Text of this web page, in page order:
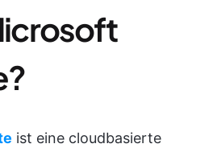
ist eine cloudbasierte